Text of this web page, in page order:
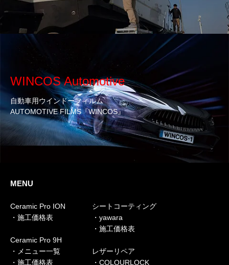
WINCOS Automotive
自動車用ウインドーフィルム
AUTOMOTIVE FILMS『WINCOS』
MENU
Ceramic Pro ION
・施工価格表
Ceramic Pro 9H
・メニュー一覧
・施工価格表
シートコーティング
・yawara
・施工価格表
レザーリペア
・COLOURLOCK